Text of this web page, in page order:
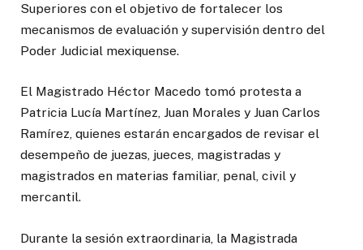
Superiores con el objetivo de fortalecer los
mecanismos de evaluación y supervisión dentro del
Poder Judicial mexiquense.
El Magistrado Héctor Macedo tomó protesta a
Patricia Lucía Martínez, Juan Morales y Juan Carlos
Ramírez, quienes estarán encargados de revisar el
desempeño de juezas, jueces, magistradas y
magistrados en materias familiar, penal, civil y
mercantil.
Durante la sesión extraordinaria, la Magistrada